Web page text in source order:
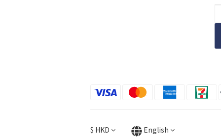
$ HKD English